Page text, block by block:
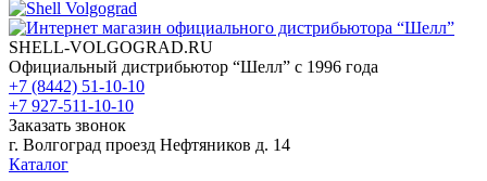
SHELL-VOLGOGRAD.RU
Официальный дистрибьютор “Шелл” с 1996 года
+7 (8442) 51-10-10
+7 927-511-10-10
Заказать звонок
г. Волгоград проезд Нефтяников д. 14
Каталог